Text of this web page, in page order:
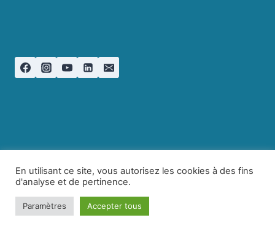
En utilisant ce site, vous autorisez les cookies à des fins
d'analyse et de pertinence.
Paramètres Accepter tous